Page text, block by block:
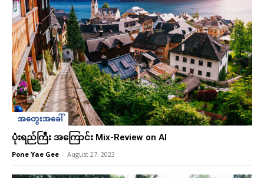
အတွေးအခေါ်
ပုံးရည်ကြီး အကြောင်း Mix-Review on AI
Pone Yae Gee - August 27, 2023